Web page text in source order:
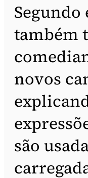
Segundo
também
novos
são